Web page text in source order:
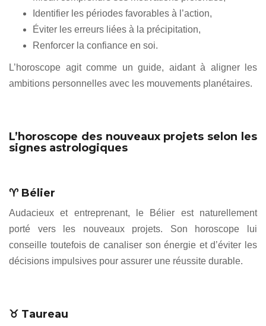
Identifier les périodes favorables à l’action,
Éviter les erreurs liées à la précipitation,
Renforcer la confiance en soi.
L’horoscope agit comme un guide, aidant à aligner les
ambitions personnelles avec les mouvements planétaires.
L’horoscope des nouveaux projets selon les
signes astrologiques
♈ Bélier
Audacieux et entreprenant, le Bélier est naturellement
porté vers les nouveaux projets. Son horoscope lui
conseille toutefois de canaliser son énergie et d’éviter les
décisions impulsives pour assurer une réussite durable.
♉ Taureau